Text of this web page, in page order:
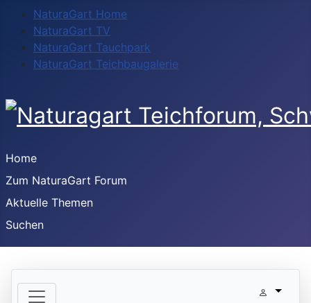
NaturaGart Home
NaturaGart TV
NaturaGart Tauchpark
NaturaGart Teichbaugalerie
Home
Zum NaturaGart Forum
Aktuelle Themen
Suchen